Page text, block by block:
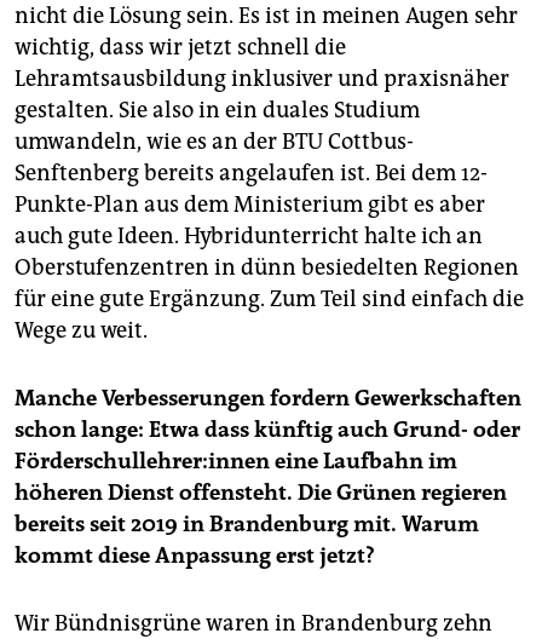
nicht die Lösung sein. Es ist in meinen Augen sehr
wichtig, dass wir jetzt schnell die
Lehramtsausbildung inklusiver und praxisnäher
gestalten. Sie also in ein duales Studium
umwandeln, wie es an der BTU Cottbus-
Senftenberg bereits angelaufen ist. Bei dem 12-
Punkte-Plan aus dem Ministerium gibt es aber
auch gute Ideen. Hybridunterricht halte ich an
Oberstufenzentren in dünn besiedelten Regionen
für eine gute Ergänzung. Zum Teil sind einfach die
Wege zu weit.
Manche Verbesserungen fordern Gewerkschaften
schon lange: Etwa dass künftig auch Grund- oder
För­der­schul­leh­re­r:in­nen eine Laufbahn im
höheren Dienst offensteht. Die Grünen regieren
bereits seit 2019 in Brandenburg mit. Warum
kommt diese Anpassung erst jetzt?
Wir Bündnisgrüne waren in Brandenburg zehn